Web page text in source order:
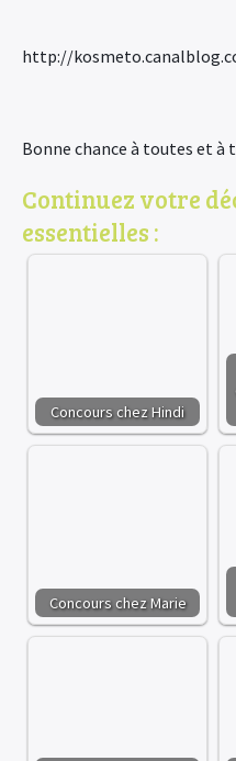
http://
Bonne chance à toutes et à
Continuez votre
essentielles :
Concours chez Hindi
Concours chez Marie